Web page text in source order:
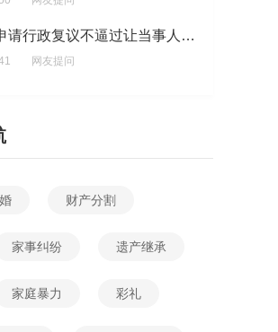
网友提问
个行政治安案件需要咨询?
网友提问
财产分割
家事纠纷 遗产继承
家庭暴力 彩礼